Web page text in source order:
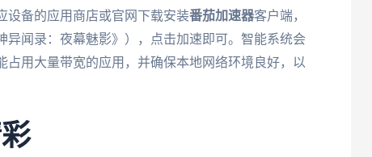
设备的应用商店或官网下载安装番茄加速器客户端，
闻录：夜幕魅影》），点击加速即可。智能系统会
用大量带宽的应用，并确保本地网络环境良好，以